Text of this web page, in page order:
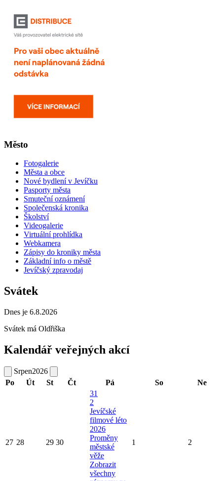
Město
Fotogalerie
Města a obce
Nové bydlení v Jevíčku
Pasporty města
Smuteční oznámení
Společenská kronika
Školství
Videogalerie
Virtuální prohlídka
Webkamera
Zápisy do kroniky města
Základní info o městě
Jevíčský zpravodaj
Svátek
Dnes je 6.8.2026
Svátek má Oldřiška
Kalendář veřejných akcí
Srpen2026
Po
Út St Čt Pá So Ne
27 28 29 30
31
2
Jevíčské
filmové léto
2026
Proměny
městské
věže
Zobrazit
všechny
1 2